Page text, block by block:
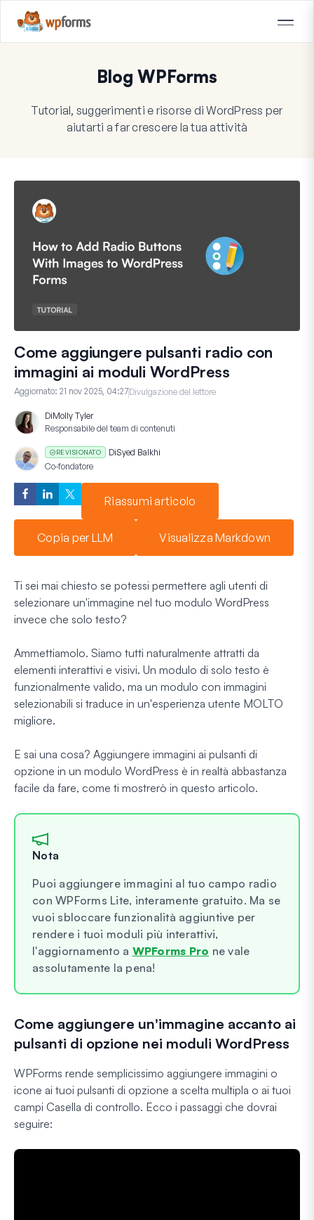
Blog WPForms
Tutorial, suggerimenti e risorse di WordPress per
aiutarti a far crescere la tua attività
Come aggiungere pulsanti radio con
immagini ai moduli WordPress
Aggiornato: 21 nov 2025, 04:27Divulgazione del lettore
DiMolly Tyler
Responsabile del team di contenuti
REVISIONATO DiSyed Balkhi
Co-fondatore
Riassumi articolo
Copia per LLM Visualizza Markdown
Ti sei mai chiesto se potessi permettere agli utenti di
selezionare un'immagine nel tuo modulo WordPress
invece che solo testo?
Ammettiamolo. Siamo tutti naturalmente attratti da
elementi interattivi e visivi. Un modulo di solo testo è
funzionalmente valido, ma un modulo con immagini
selezionabili si traduce in un'esperienza utente MOLTO
migliore.
E sai una cosa? Aggiungere immagini ai pulsanti di
opzione in un modulo WordPress è in realtà abbastanza
facile da fare, come ti mostrerò in questo articolo.
Nota
Puoi aggiungere immagini al tuo campo radio
con WPForms Lite, interamente gratuito. Ma se
vuoi sbloccare funzionalità aggiuntive per
rendere i tuoi moduli più interattivi,
l'aggiornamento a WPForms Pro ne vale
assolutamente la pena!
Come aggiungere un'immagine accanto ai
pulsanti di opzione nei moduli WordPress
WPForms rende semplicissimo aggiungere immagini o
icone ai tuoi pulsanti di opzione a scelta multipla o ai tuoi
campi Casella di controllo. Ecco i passaggi che dovrai
seguire: